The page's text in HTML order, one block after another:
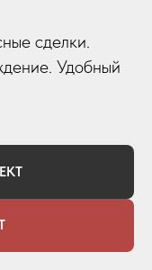
сделки.
Удобный